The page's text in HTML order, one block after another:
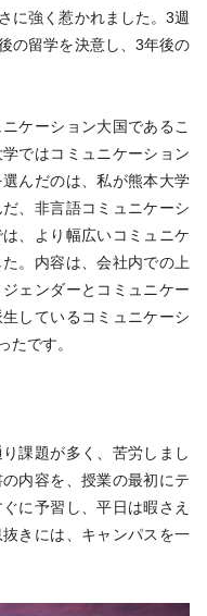
に強く惹かれました。3週
の留学を決意し、3年後の
ケーション大国であるこ
ではコミュニケーション
んだのは、私が熊本大学
、非言語コミュニケーシ
、より幅広いコミュニケ
。内容は、会社内での上
ェンダーとコミュニケー
しているコミュニケーシ
たです。
課題が多く、苦労しまし
内容を、授業の最初にテ
に予習し、平日は暇さえ
きには、キャンパスを一